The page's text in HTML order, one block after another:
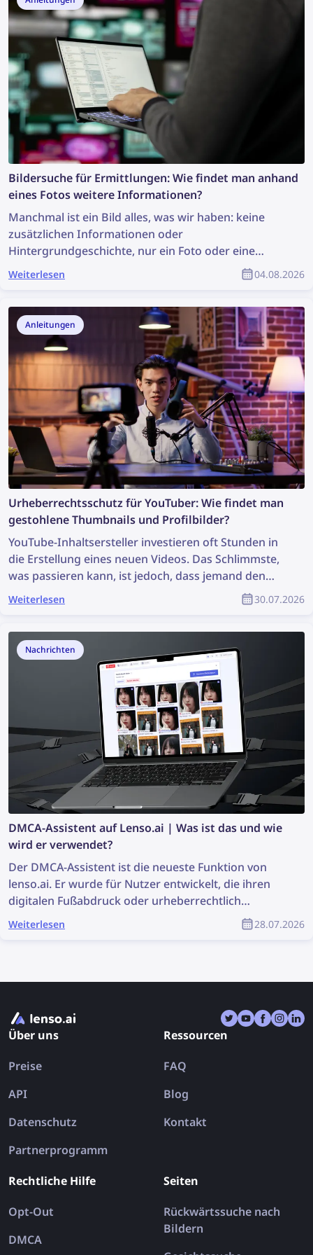
Wenn du dir nicht sicher bist – frag uns!
Wir prüfen und genehmigen jede Website, bevor sie
für Promotion genutzt werden darf. Bei Verstößen
oder nicht genehmigten Seiten kann dein Konto
gesperrt werden.
Bildersuche für Ermittlungen: Wie findet man anhand
eines Fotos weitere Informationen?
Manchmal ist ein Bild alles, was wir haben: keine
zusätzlichen Informationen oder
Hintergrundgeschichte, nur ein Foto oder eine
Aufnahme. Reicht das aus, um eine Ermittlung zu
beginnen? Es ist vielleicht nicht ideal, aber es reicht
wertvolle Informationen aufdecken und die
Ermittlung unterstützen kann. Wie kann man also
anhand eines Fotos weitere Informationen finden?
Weiterlesen 04.08.2026
Anleitungen
Urheberrechtsschutz für YouTuber: Wie findet man
gestohlene Thumbnails und Profilbilder?
YouTube-Inhaltsersteller investieren oft Stunden in
die Erstellung eines neuen Videos. Das Schlimmste,
was passieren kann, ist jedoch, dass jemand den
Inhalt einfach stiehlt, unerlaubt weiterverwendet
und der eigentliche Urheber keinerlei Anerkennung
finden und dein Urheberrecht als Teil der YouTube-
Gemeinschaft schützen?
Weiterlesen 30.07.2026
Nachrichten
DMCA-Assistent auf Lenso.ai | Was ist das und wie
wird er verwendet?
Der DMCA-Assistent ist die neueste Funktion von
lenso.ai. Er wurde für Nutzer entwickelt, die ihren
digitalen Fußabdruck oder urheberrechtlich
geschützte Fotos einfacher und schneller entfernen
möchten. Das Tool erstellt fertige E-Mails, die direkt
den Websites zu beantragen, auf denen die Bilder
wie Sie Ihre Bilder mithilfe des DMCA-Assistenten
von lenso.ai von beliebigen Websites entfernen
Weiterlesen 28.07.2026
Über uns
Preise
API
Datenschutz
Partnerprogramm
Ressourcen
FAQ
Blog
Kontakt
Rechtliche Hilfe
Opt-Out
DMCA
Seiten
Rückwärtssuche nach
Bildern